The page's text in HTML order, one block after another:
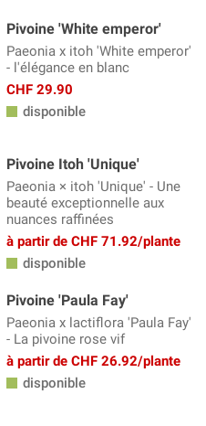
Pivoine 'White emperor'
Paeonia x itoh 'White emperor'
- l'élégance en blanc
CHF 29.90
disponible
Pivoine Itoh 'Unique'
Paeonia × itoh 'Unique' - Une
beauté exceptionnelle aux
nuances raffinées
à partir de CHF 71.92/plante
disponible
Pivoine 'Paula Fay'
Paeonia x lactiflora 'Paula Fay'
- La pivoine rose vif
à partir de CHF 26.92/plante
disponible